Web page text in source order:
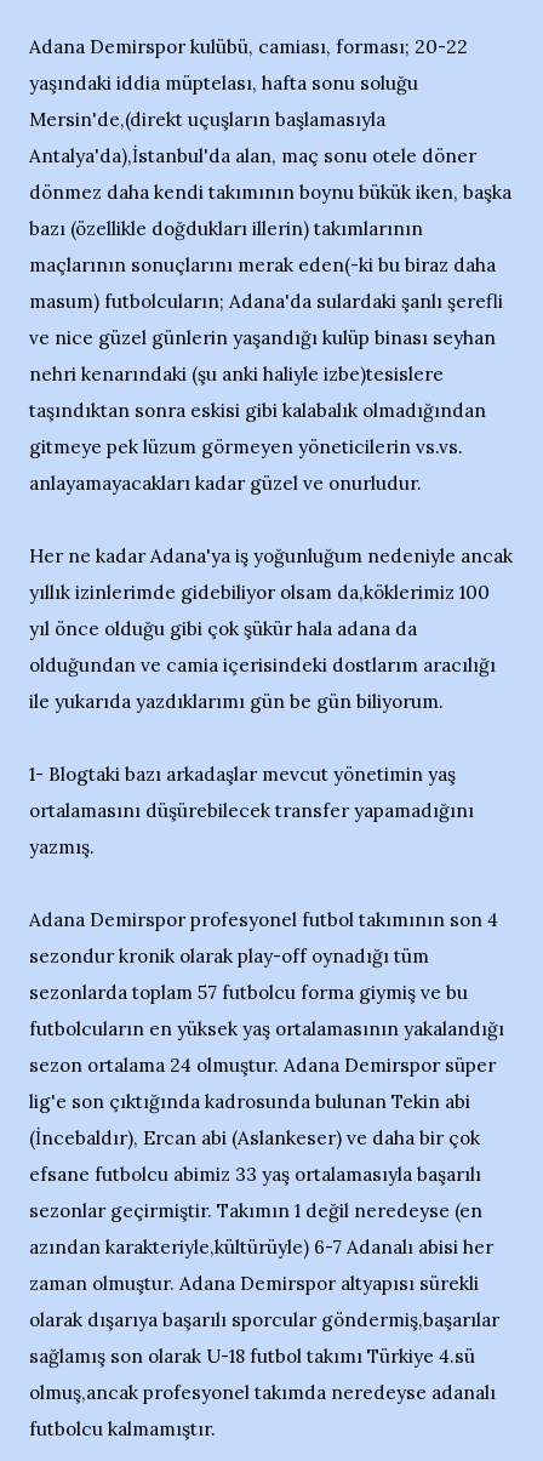
Adana Demirspor kulübü, camiası, forması; 20-22
yaşındaki iddia müptelası, hafta sonu soluğu
Mersin'de,(direkt uçuşların başlamasıyla
Antalya'da),İstanbul'da alan, maç sonu otele döner
dönmez daha kendi takımının boynu bükük iken, başka
bazı (özellikle doğdukları illerin) takımlarının
maçlarının sonuçlarını merak eden(-ki bu biraz daha
masum) futbolcuların; Adana'da sulardaki şanlı şerefli
ve nice güzel günlerin yaşandığı kulüp binası seyhan
nehri kenarındaki (şu anki haliyle izbe)tesislere
taşındıktan sonra eskisi gibi kalabalık olmadığından
gitmeye pek lüzum görmeyen yöneticilerin vs.vs.
anlayamayacakları kadar güzel ve onurludur.
Her ne kadar Adana'ya iş yoğunluğum nedeniyle ancak
yıllık izinlerimde gidebiliyor olsam da,köklerimiz 100
yıl önce olduğu gibi çok şükür hala adana da
olduğundan ve camia içerisindeki dostlarım aracılığı
ile yukarıda yazdıklarımı gün be gün biliyorum.
1- Blogtaki bazı arkadaşlar mevcut yönetimin yaş
ortalamasını düşürebilecek transfer yapamadığını
yazmış.
Adana Demirspor profesyonel futbol takımının son 4
sezondur kronik olarak play-off oynadığı tüm
sezonlarda toplam 57 futbolcu forma giymiş ve bu
futbolcuların en yüksek yaş ortalamasının yakalandığı
sezon ortalama 24 olmuştur. Adana Demirspor süper
lig'e son çıktığında kadrosunda bulunan Tekin abi
(İncebaldır), Ercan abi (Aslankeser) ve daha bir çok
efsane futbolcu abimiz 33 yaş ortalamasıyla başarılı
sezonlar geçirmiştir. Takımın 1 değil neredeyse (en
azından karakteriyle,kültürüyle) 6-7 Adanalı abisi her
zaman olmuştur. Adana Demirspor altyapısı sürekli
olarak dışarıya başarılı sporcular göndermiş,başarılar
sağlamış son olarak U-18 futbol takımı Türkiye 4.sü
olmuş,ancak profesyonel takımda neredeyse adanalı
futbolcu kalmamıştır.